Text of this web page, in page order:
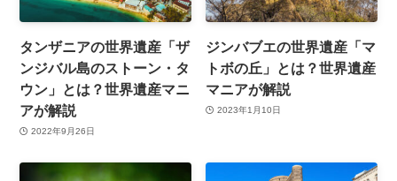
タンザニアの世界遺産「ザ
ンジバル島のストーン・タ
ウン」とは？世界遺産マニ
アが解説
2022年9月26日
ジンバブエの世界遺産「マ
トボの丘」とは？世界遺産
マニアが解説
2023年1月10日